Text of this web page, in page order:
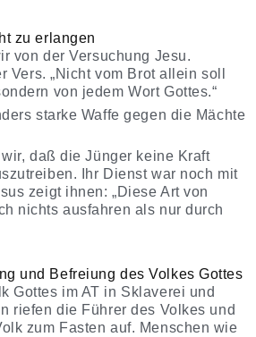
zu erlangen
von der Versuchung Jesu.
Vers. „Nicht vom Brot allein soll
von jedem Wort Gottes.“
starke Waffe gegen die Mächte
wir, daß die Jünger keine Kraft
Ihr Dienst war noch mit
zeigt ihnen: „Diese Art von
nichts ausfahren als nur durch
und Befreiung des Volkes Gottes
Gottes im AT in Sklaverei und
riefen die Führer des Volkes und
zum Fasten auf. Menschen wie